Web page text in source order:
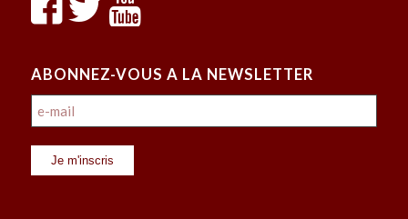
ABONNEZ-VOUS A LA NEWSLETTER